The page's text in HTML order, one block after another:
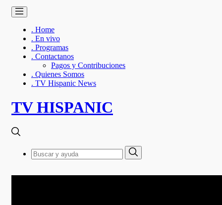
. Home
. En vivo
. Programas
. Contactanos
Pagos y Contribuciones
. Quienes Somos
. TV Hispanic News
TV HISPANIC
Search
for: